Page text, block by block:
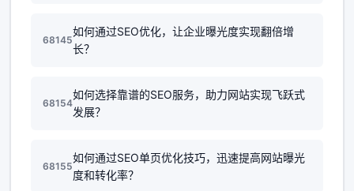
68145
如何通过SEO优化，让企业曝光度实现翻倍增
长？
68154
如何选择靠谱的SEO服务，助力网站实现飞跃式
发展？
68155
如何通过SEO单页优化技巧，迅速提高网站曝光
度和转化率？